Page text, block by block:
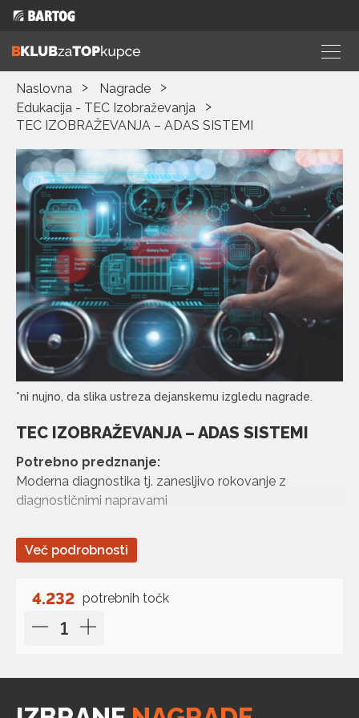
Naslovna
Nagrade
Edukacija - TEC Izobraževanja
TEC IZOBRAŽEVANJA – ADAS SISTEMI
*ni nujno, da slika ustreza dejanskemu izgledu nagrade.
TEC IZOBRAŽEVANJA – ADAS SISTEMI
Potrebno predznanje:
Moderna diagnostika tj. zanesljivo rokovanje z
diagnostičnimi napravami
Cilj seminarja:
Udeleženec je sposoben:
sistemov
hitro in učinkovito diagnosticirati okvare v sistemih
pravilno uporabljati kalibracijsko opremo in kalibrirati
Pregled asistenčnih sistemov in različnih senzorjev
Več podrobnosti
4.232 potrebnih točk